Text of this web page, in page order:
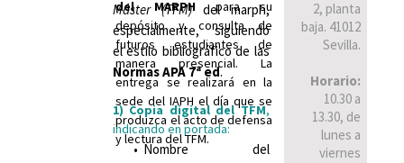
2, planta
baja. 41012
Sevilla.
Horario:
10.30 a
13.30, de
lunes a
viernes
Máster (TFM)del marph,
especialmente, siguiendo
el estilo bibliográfico de las
Normas APA 7ª ed.
1) Copia digital del TFM,
indicando en portada:
Nombre del
del MARPH para su
depósito y consulta de
futuros estudiantes de
manera presencial. La
entrega se realizará en la
sede del IAPH el día que se
produzca el acto de defensa
y lectura del TFM.